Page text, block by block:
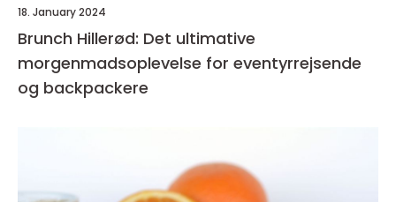
18. January 2024
Brunch Hillerød: Det ultimative
morgenmadsoplevelse for eventyrrejsende
og backpackere